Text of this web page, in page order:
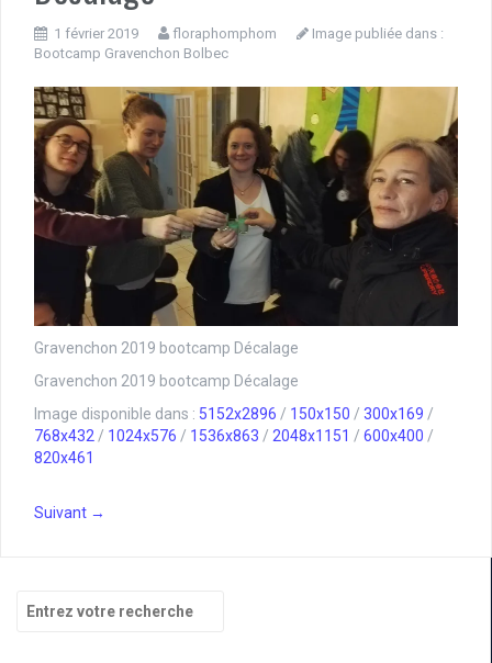
1 février 2019 floraphomphom
Image publiée dans :
Bootcamp Gravenchon Bolbec
Gravenchon 2019 bootcamp Décalage
Gravenchon 2019 bootcamp Décalage
Image disponible dans : 5152x2896 / 150x150 / 300x169 /
768x432 / 1024x576 / 1536x863 / 2048x1151 / 600x400 /
820x461
Suivant →
pour